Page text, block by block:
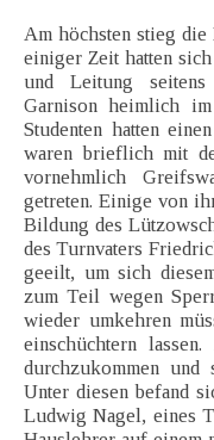
Am höchsten stieg die
einiger Zeit hatten
und Leitung
Garnison heimlich
Studenten hatten
waren brieflich mit
vornehmlich
getreten. Einige von
Bildung des
des Turnvaters
geeilt, um sich
zum Teil wegen
wieder umkehren
einschüchtern
durchzukommen und
Unter diesen befand
Ludwig Nagel, eines